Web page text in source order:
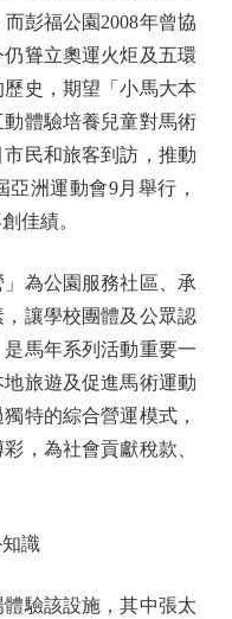
彭福公園2008年曾協
聳立奧運火炬及五環
史，期望「小馬大本
體驗培養兒童對馬術
民和旅客到訪，推動
洲運動會9月舉行，
佳績。
為公園服務社區、承
讓學校團體及公眾認
馬年系列活動重要一
旅遊及促進馬術運動
特的綜合營運模式，
，為社會貢獻稅款、
識
驗該設施，其中張太